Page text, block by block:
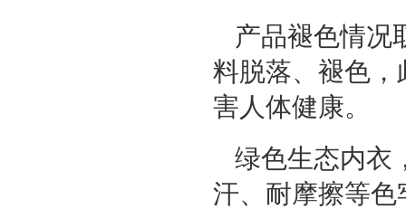
产品褪色情况
料脱落、褪色
害人体健康。
绿色生态内衣
汗、耐摩擦等